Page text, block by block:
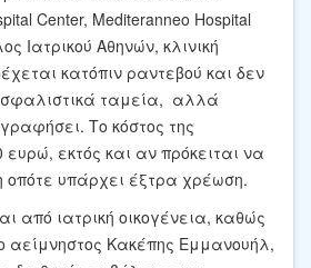
Center, Mediteranneo Hospital
Ιατρικού Αθηνών, κλινική
κατόπιν ραντεβού και δεν
ταμεία, αλλά
Το κόστος της
ευρώ, εκτός και αν πρόκειται να
οπότε υπάρχει έξτρα χρέωση.
από ιατρική οικογένεια, καθώς
αείμνηστος Κακέπης Εμμανουήλ,